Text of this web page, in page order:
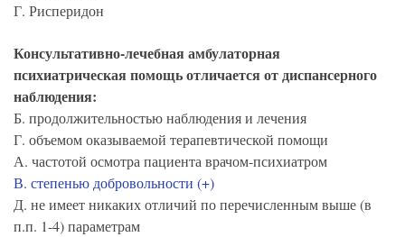
Г. Рисперидон
Консультативно-лечебная амбулаторная
психиатрическая помощь отличается от диспансерного
наблюдения:
Б. продолжительностью наблюдения и лечения
Г. объемом оказываемой терапевтической помощи
А. частотой осмотра пациента врачом-психиатром
В. степенью добровольности (+)
Д. не имеет никаких отличий по перечисленным выше (в
п.п. 1-4) параметрам